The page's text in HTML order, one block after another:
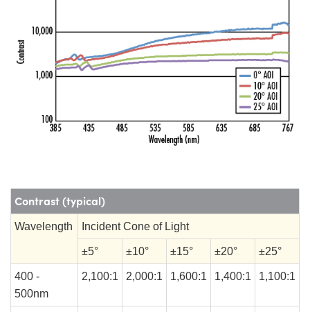
Contrast (typical)
Wavelength Incident Cone of Light
±5° ±10° ±15° ±20° ±25°
400 -
500nm
2,100:1 2,000:1 1,600:1 1,400:1 1,100:1